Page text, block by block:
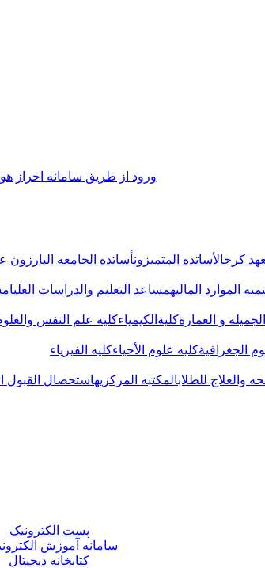
ورود از طريق سامانه احراز
کرجالأساتذه المتمیزونأساتذه الجامعه
الموارد المالیهمساعد التعلیم والدراسات العلیا
و العمارةکلیةالکیمیاءکلیه علم النفس
الجغرافیةکلیه علوم الأحیاءکلیه الفیزیاء
والعلاج للطلابالمکتبه المرکزیهاستحصال القبول
پست الکترونیک
سامانه آموزش
کتابخانه دیجیتال